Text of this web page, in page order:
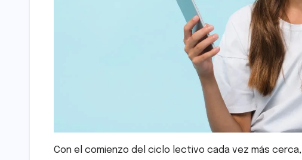
Con el comienzo del ciclo lectivo cada vez más